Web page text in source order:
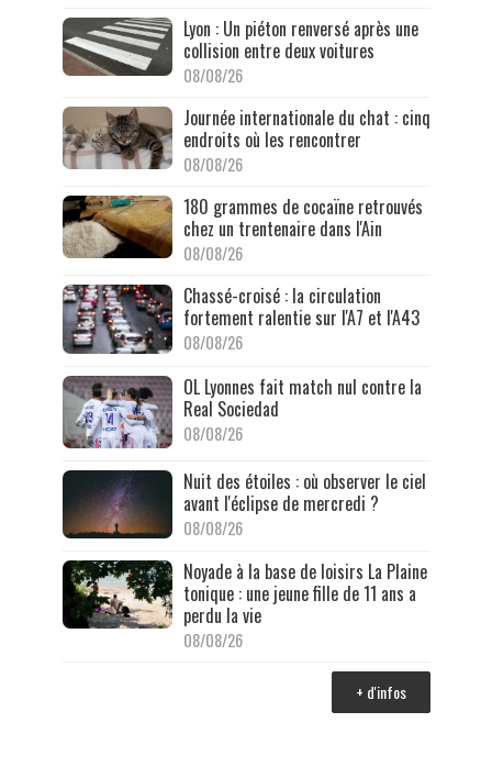
Lyon : Un piéton renversé après une
collision entre deux voitures
08/08/26
Journée internationale du chat : cinq
endroits où les rencontrer
08/08/26
180 grammes de cocaïne retrouvés
chez un trentenaire dans l'Ain
08/08/26
Chassé-croisé : la circulation
fortement ralentie sur l'A7 et l'A43
08/08/26
OL Lyonnes fait match nul contre la
Real Sociedad
08/08/26
Nuit des étoiles : où observer le ciel
avant l'éclipse de mercredi ?
08/08/26
Noyade à la base de loisirs La Plaine
tonique : une jeune fille de 11 ans a
perdu la vie
08/08/26
+ d'infos